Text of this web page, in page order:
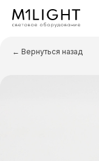
← Вернуться назад